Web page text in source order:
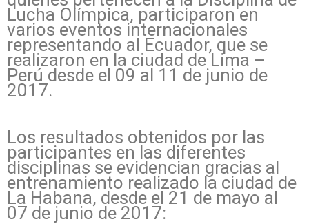
Lucha Olímpica, participaron en
varios eventos internacionales
representando al Ecuador, que se
realizaron en la ciudad de Lima –
Perú desde el 09 al 11 de junio de
2017.
Los resultados obtenidos por las
participantes en las diferentes
disciplinas se evidencian gracias al
entrenamiento realizado la ciudad de
La Habana, desde el 21 de mayo al
07 de junio de 2017: